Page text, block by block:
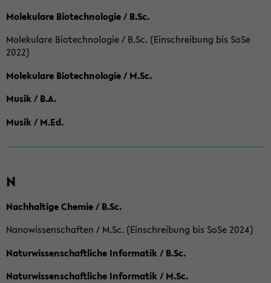
Molekulare Biotechnologie / B.Sc.
Molekulare Biotechnologie / B.Sc. (Einschreibung bis SoSe
2022)
Molekulare Biotechnologie / M.Sc.
Musik / B.A.
Musik / M.Ed.
N
Nachhaltige Chemie / B.Sc.
Nanowissenschaften / M.Sc. (Einschreibung bis SoSe 2024)
Naturwissenschaftliche Informatik / B.Sc.
Naturwissenschaftliche Informatik / M.Sc.